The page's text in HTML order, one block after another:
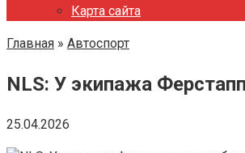
Карта сайта
Главная » Автоспорт
NLS: У экипажа
25.04.2026